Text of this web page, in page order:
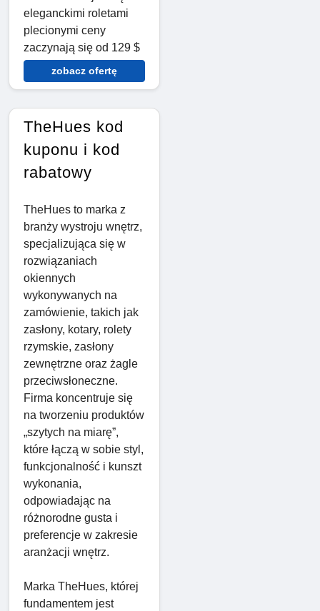
eleganckimi roletami
plecionymi ceny
zaczynają się od 129 $
zobacz ofertę
TheHues kod
kuponu i kod
rabatowy
TheHues to marka z
branży wystroju wnętrz,
specjalizująca się w
rozwiązaniach
okiennych
wykonywanych na
zamówienie, takich jak
zasłony, kotary, rolety
rzymskie, zasłony
zewnętrzne oraz żagle
przeciwsłoneczne.
Firma koncentruje się
na tworzeniu produktów
„szytych na miarę”,
które łączą w sobie styl,
funkcjonalność i kunszt
wykonania,
odpowiadając na
różnorodne gusta i
preferencje w zakresie
aranżacji wnętrz.
Marka TheHues, której
fundamentem jest